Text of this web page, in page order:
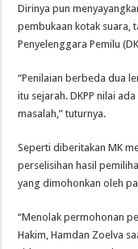
Dirinya pun
pembukaan kotak suara,
Penyelenggara Pemilu
“Penilaian berbeda dua
itu sejarah. DKPP nilai
masalah,” tuturnya.
Seperti diberitakan MK
perselisihan hasil
yang dimohonkan oleh
“Menolak permohonan
Hakim, Hamdan Zoelva